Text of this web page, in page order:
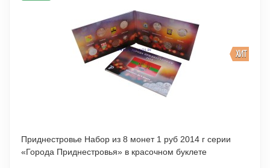
ХИТ
Приднестровье Набор из 8 монет 1 руб 2014 г серии
«Города Приднестровья» в красочном буклете